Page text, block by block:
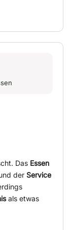
Das Essen
der Service
als etwas